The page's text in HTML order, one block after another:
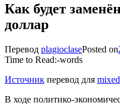
Как будет
доллар
Перевод plagioclasePosted on
Time to Read:-words
Источник перевод для
В ходе политико-